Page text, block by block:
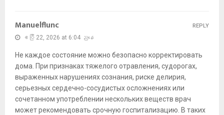
Manuelflunc
ဧပြီ 22, 2026 at 6:04 ညနေ
Не каждое состояние можно безопасно корректировать
дома. При признаках тяжелого отравления, судорогах,
выраженных нарушениях сознания, риске делирия,
серьезных сердечно-сосудистых осложнениях или
сочетанном употреблении нескольких веществ врач
может рекомендовать срочную госпитализацию. В таких
REPLY